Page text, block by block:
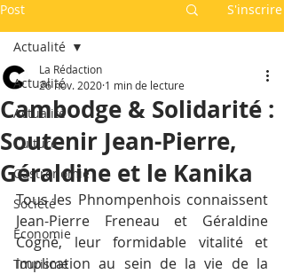
Post S'inscrire
Actualité
Actualité
Culture
Gastronomie
Société
Economie
Tourisme
Actualité
Cambodge & Solidarité :
Soutenir Jean-Pierre,
Géraldine et le Kanika
La Rédaction
26 nov. 2020 1 min de lecture
Tous les Phnompenhois connaissent
Jean-Pierre Freneau et Géraldine
Cogné, leur formidable vitalité et
implication au sein de la vie de la